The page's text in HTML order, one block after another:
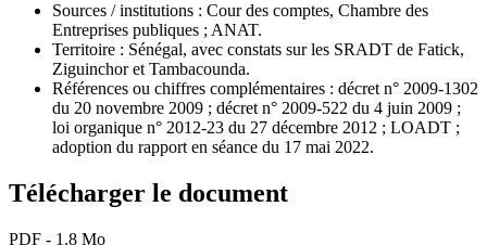
Sources / institutions : Cour des comptes, Chambre des
Entreprises publiques ; ANAT.
Territoire : Sénégal, avec constats sur les SRADT de Fatick,
Ziguinchor et Tambacounda.
Références ou chiffres complémentaires : décret n° 2009-1302
du 20 novembre 2009 ; décret n° 2009-522 du 4 juin 2009 ;
loi organique n° 2012-23 du 27 décembre 2012 ; LOADT ;
adoption du rapport en séance du 17 mai 2022.
Télécharger le document
PDF - 1.8 Mo